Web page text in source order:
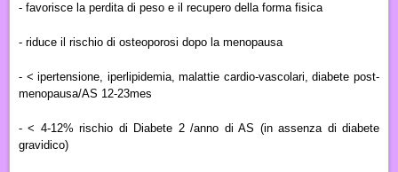
- favorisce la perdita di peso e il recupero della forma fisica
- riduce il rischio di osteoporosi dopo la menopausa
- < ipertensione, iperlipidemia, malattie cardio-vascolari, diabete post-
menopausa/AS 12-23mes
- < 4-12% rischio di Diabete 2 /anno di AS (in assenza di diabete
gravidico)